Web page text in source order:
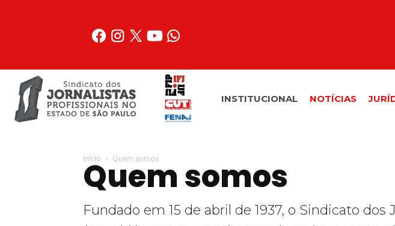
INSTITUCIONAL NOTÍCIAS
Início Quem somos
Quem somos
Fundado em 15 de abril de 1937, o Sindicato